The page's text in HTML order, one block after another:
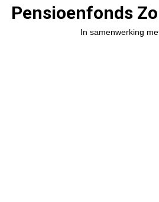
Pensioenfonds
In samenwerking